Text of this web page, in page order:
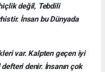
değil, Tebdili
İnsan bu Dünyada
var. Kalpten geçen iyi
denir. İnsanın çok